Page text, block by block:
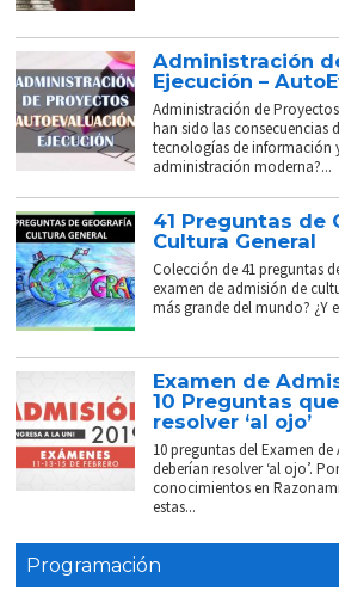
Administración
Ejecución –
Administración de
han sido las consecuencias
tecnologías de información
administración moderna?...
41 Preguntas de
Cultura General
Colección de 41 preguntas
examen de admisión de
más grande del mundo? ¿Y
Examen de
10 Preguntas
resolver ‘al ojo’
10 preguntas del Examen
deberían resolver ‘al ojo’.
conocimientos en
estas...
Programación